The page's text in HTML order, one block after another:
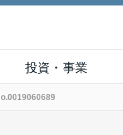
投資・事業